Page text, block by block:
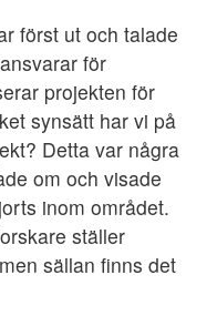
först ut och talade
för
projekten för
synsätt har vi på
Detta var några
om och visade
inom området.
ställer
sällan finns det